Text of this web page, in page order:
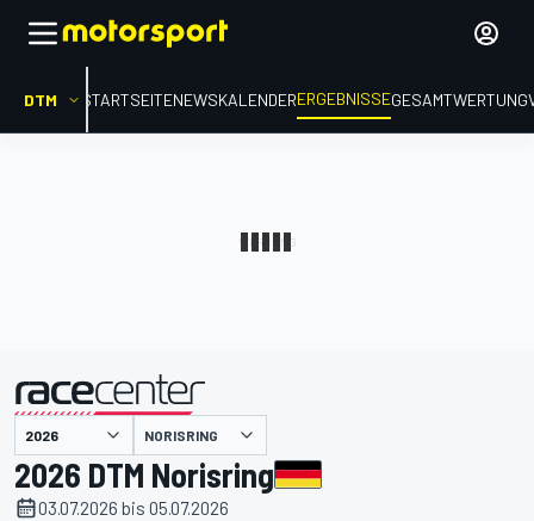
DTM STARTSEITENEWSKALENDERERGEBNISSEGESAMTWERTUNG
NORISRING
2026 DTM Norisring
03.07.2026 bis 05.07.2026